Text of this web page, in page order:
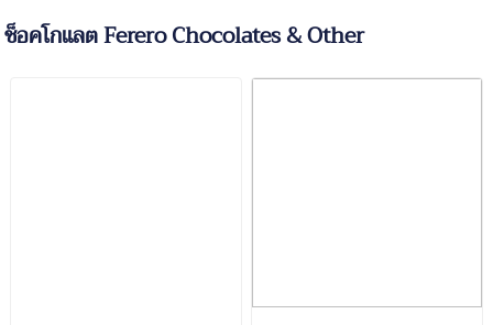
ช็อคโกแลต Ferero Chocolates & Other